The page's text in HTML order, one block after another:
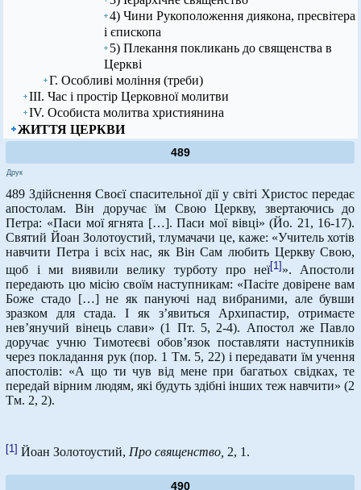
4) Чини Рукоположення диякона, пресвітера
і єпископа
5) Плекання покликань до священства в
Церкві
Г. Особливі моління (треби)
ІІІ. Час і простір Церковної молитви
ІV. Особиста молитва християнина
ЖИТТЯ ЦЕРКВИ
489
Друк
489 Здійснення Своєї спасительної дії у світі Христос передає
апостолам. Він доручає їм Свою Церкву, звертаючись до
Петра: «Паси мої ягнята […]. Паси мої вівці» (Йо. 21, 16-17).
Святий Йоан Золотоустий, тлумачачи це, каже: «Учитель хотів
навчити Петра і всіх нас, як Він Сам любить Церкву Свою,
щоб і ми виявили велику турботу про неї[1] ». Апостоли
передають цю місію своїм наступникам: «Пасіте довірене вам
Боже стадо […] не як пануючі над вибраними, але бувши
зразком для стада. І як з’явиться Архипастир, отримаєте
нев’янучий вінець слави» (1 Пт. 5, 2-4). Апостол же Павло
доручає учню Тимотеєві обов’язок поставляти наступників
через покладання рук (пор. 1 Тм. 5, 22) і передавати їм учення
апостолів: «А що ти чув від мене при багатьох свідках, те
передай вірним людям, які будуть здібні інших теж навчити» (2
Тм. 2, 2).
[1] Йоан Золотоустий,Про священство,2, 1.
490